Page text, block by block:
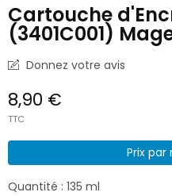
Cartouche
(3401C001)
Donnez votre avis
8,90 €
TTC
Prix par
Quantité : 135 ml